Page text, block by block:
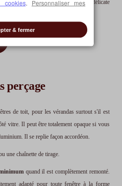
Il permet d'offrir une atmosphère délicate
perçage
de toit, pour les vérandas surtout s'il est
vitre. Il peut être totalement opaque si vous
Il se replie façon accordéon.
une chaînette de tirage.
quand il est complètement remonté.
adapté pour toute fenêtre à la forme
cookies. Personnaliser mes
& fermer